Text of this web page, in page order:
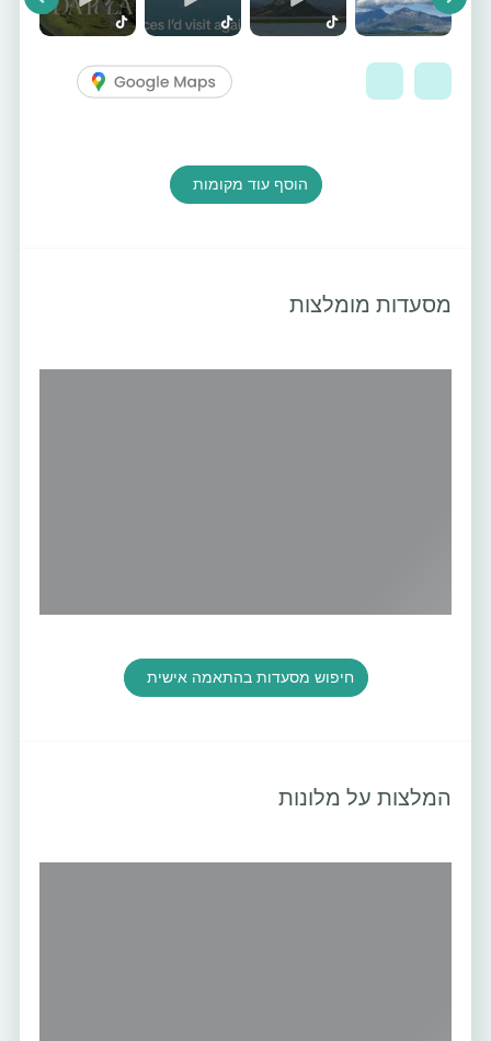
Next
הוסף עוד מקומות
מסעדות מומלצות
חיפוש מסעדות בהתאמה אישית
המלצות על מלונות